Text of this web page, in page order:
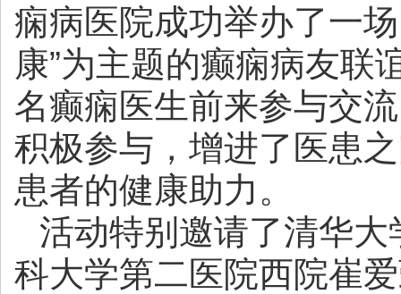
痫病医院成功举办了一
康”为主题的癫痫病友联
名癫痫医生前来参与交
积极参与，增进了医患
患者的健康助力。
活动特别邀请了清华
科大学第二医院西院崔